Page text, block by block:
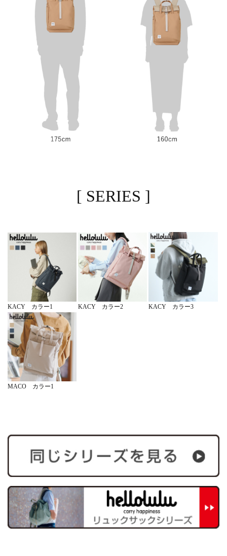
[ SERIES ]
KACY カラー1 KACY カラー2 KACY カラー3
MACO カラー1